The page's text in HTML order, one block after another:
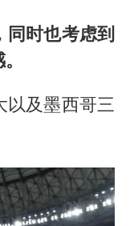
同时也考虑到
以及墨西哥三